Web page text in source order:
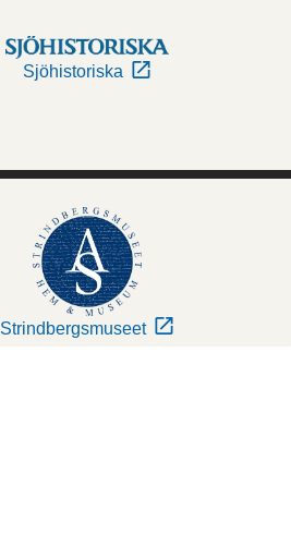
Sjöhistoriska
Strindbergsmuseet